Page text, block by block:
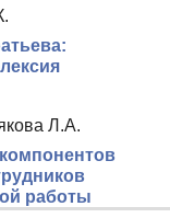
Л.А.
работы